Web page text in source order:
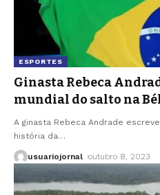
ESPORTES
Ginasta Rebeca
mundial do salto na
A ginasta Rebeca Andrade
história da…
usuariojornal outubro 8, 2023